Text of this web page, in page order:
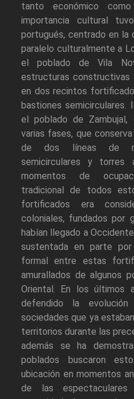
tanto económico
importancia cultural
portugués, centrado en la
paralelo culturalmente a
el poblado de Vila
estructuras constructivas
en dos recintos
bastiones semicirculares.
el poblado de
varias fases, que
de dos líneas de
semicirculares y torres
momentos de
tradicional de todos
fortificados era
coloniales, fundados por
habían llegado a
sustentada en parte
formal entre estas
amurallados de algunos
Oriental. En los últimos
defendido la
sociedades que ya
territorios durante las
además se ha
poblados buscaron
ubicación en momentos
de las